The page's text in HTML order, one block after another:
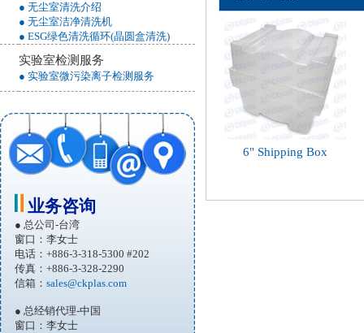
● 无尘室清洗介绍
● 无尘室洁净清洗机
● ESG绿色清洗循环(晶圆盒清洗)
实验室检测服务
● 实验室微污染离子检测服务
业务咨询
● 总公司-台湾
窗口：李女士
电话：+886-3-318-5300 #202
传真：+886-3-328-2290
信箱： sales@ckplas.com
● 总经销代理-中国
窗口：李女士
6" Shipping Box